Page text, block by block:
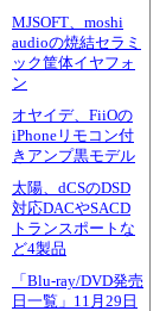
MJSOFT、moshi
audioの焼結セラミ
ック筐体イヤフォ
ン
オヤイデ、FiiOの
iPhoneリモコン付
きアンプ黒モデル
太陽、dCSのDSD
対応DACやSACD
トランスポートな
ど4製品
「Blu-ray/DVD発売
日一覧」11月29日